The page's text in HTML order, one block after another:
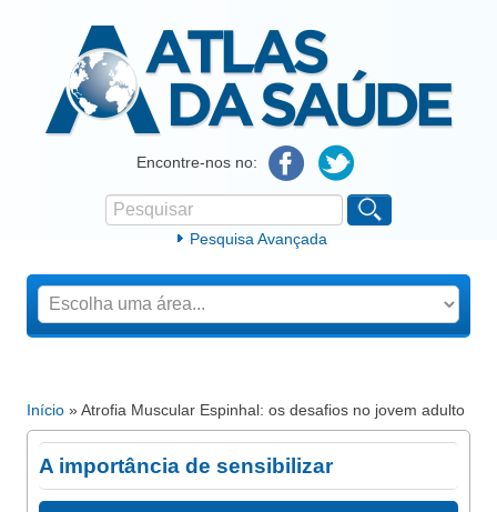
Atlas da SaúdeEncontre-nos no:
Formulário de procura
Pesquisar
Pesquisa Avançada
Está aqui
Início » Atrofia Muscular Espinhal: os desafios no jovem adulto
A importância de sensibilizar